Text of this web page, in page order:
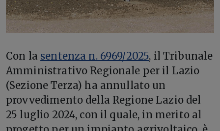
Con la sentenza n. 6969/2025, il Tribunale
Amministrativo Regionale per il Lazio
(Sezione Terza) ha annullato un
provvedimento della Regione Lazio del
25 luglio 2024, con il quale, in merito al